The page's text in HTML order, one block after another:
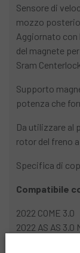
Sensore di
mozzo
Aggiornato
del magnete
Sram
Supporto
potenza che
Da utilizzare al
rotor del freno
Specifica di
Compatibile
2022 COME 3.0
2022 AS AS 3.0